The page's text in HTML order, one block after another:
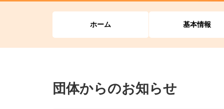
ホーム 基本情報
団体からのお知らせ